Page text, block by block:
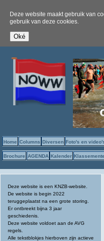
Deze website maakt gebruik van
gebruik van deze cookies.
Home Columns Diversen Foto's en
Brochure AGENDA Kalender
Deze website is een KNZB-website.
De website is begin 2022
teruggeplaatst na een grote storing.
Er ontbreekt bijna 3 jaar
geschiedenis.
Deze website voldoet aan de AVG
regels.
Alle tekstblokjes hierboven zijn actieve